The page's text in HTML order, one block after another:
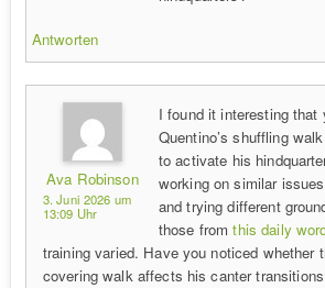
Antworten
Ava Robinson
3. Juni 2026 um
13:09 Uhr
I found it interesting that
Quentino’s shuffling
to activate his
working on similar
and trying different
those fromthis daily
training varied. Have you noticed whether
covering walk affects his canter